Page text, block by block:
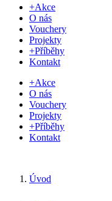
+Akce
O nás
Vouchery
Projekty
+Příběhy
Kontakt
+Akce
O nás
Vouchery
Projekty
+Příběhy
Kontakt
Úvod